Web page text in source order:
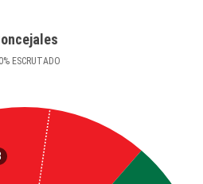
% ESCRUTADO